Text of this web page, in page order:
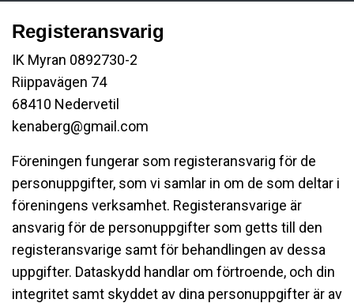
Registeransvarig
IK Myran 0892730-2
Riippavägen 74
68410 Nedervetil
kenaberg@gmail.com
Föreningen fungerar som registeransvarig för de
personuppgifter, som vi samlar in om de som deltar i
föreningens verksamhet. Registeransvarige är
ansvarig för de personuppgifter som getts till den
registeransvarige samt för behandlingen av dessa
uppgifter. Dataskydd handlar om förtroende, och din
integritet samt skyddet av dina personuppgifter är av